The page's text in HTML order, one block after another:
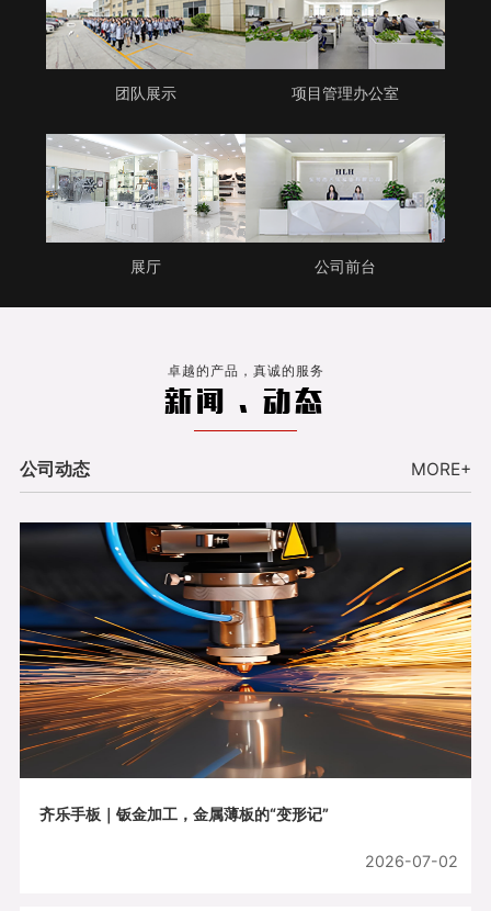
团队展示 项目管理办公室
展厅 公司前台
卓越的产品，真诚的服务
新闻 . 动态
公司动态 MORE+
齐乐手板｜钣金加工，金属薄板的“变形记”
2026-07-02